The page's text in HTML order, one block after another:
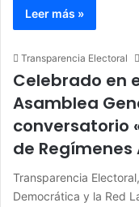
Leer más »
Transparencia Electoral
Celebrado en
Asamblea
conversatorio
de
Transparencia
Democrática y la Red